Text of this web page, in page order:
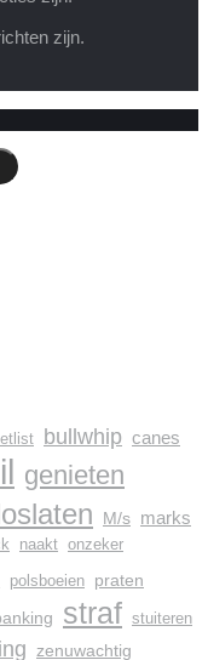
zijn.
bullwhip canes
genieten
M/s marks
naakt onzeker
polsboeien praten
straf stuiteren
zenuwachtig